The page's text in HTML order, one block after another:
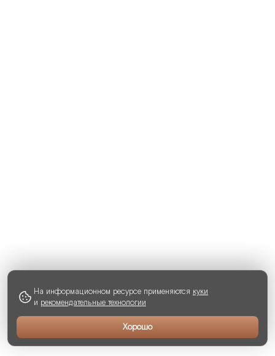
На информационном ресурсе применяются куки
и рекомендательные технологии
Хорошо